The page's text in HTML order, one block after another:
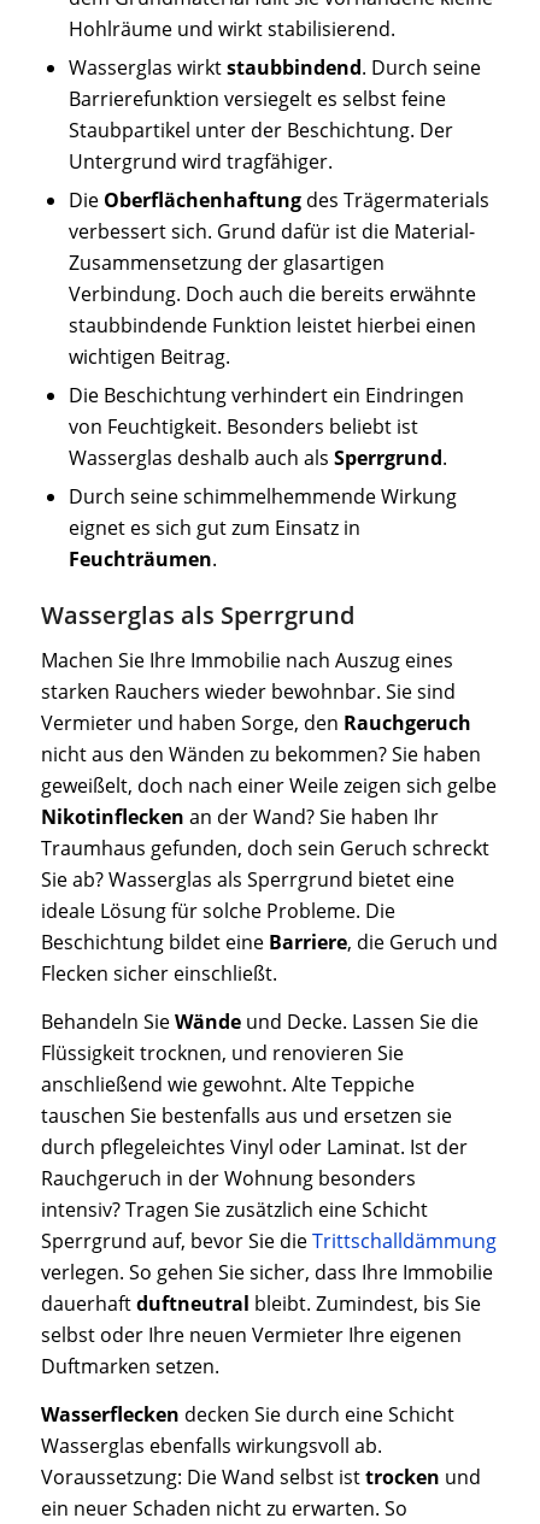
Hohlräume und wirkt stabilisierend.
Wasserglas wirktstaubbindend. Durch seine
Barrierefunktion versiegelt es selbst feine
Staubpartikel unter der Beschichtung. Der
Untergrund wird tragfähiger.
Die Oberflächenhaftungdes Trägermaterials
verbessert sich. Grund dafür ist die Material-
Zusammensetzung der glasartigen
Verbindung. Doch auch die bereits erwähnte
staubbindende Funktion leistet hierbei einen
wichtigen Beitrag.
Die Beschichtung verhindert ein Eindringen
von Feuchtigkeit. Besonders beliebt ist
Wasserglas deshalb auch als Sperrgrund.
Durch seine schimmelhemmende Wirkung
eignet es sich gut zum Einsatz in
Feuchträumen.
Wasserglas als Sperrgrund
Machen Sie Ihre Immobilie nach Auszug eines
starken Rauchers wieder bewohnbar. Sie sind
Vermieter und haben Sorge, den Rauchgeruch
nicht aus den Wänden zu bekommen? Sie haben
geweißelt, doch nach einer Weile zeigen sich gelbe
Nikotinflecken an der Wand? Sie haben Ihr
Traumhaus gefunden, doch sein Geruch schreckt
Sie ab? Wasserglas als Sperrgrund bietet eine
ideale Lösung für solche Probleme. Die
Beschichtung bildet eine Barriere, die Geruch und
Flecken sicher einschließt.
Behandeln SieWändeund Decke. Lassen Sie die
Flüssigkeit trocknen, und renovieren Sie
anschließend wie gewohnt. Alte Teppiche
tauschen Sie bestenfalls aus und ersetzen sie
durch pflegeleichtes Vinyl oder Laminat. Ist der
Rauchgeruch in der Wohnung besonders
intensiv? Tragen Sie zusätzlich eine Schicht
Sperrgrund auf, bevor Sie dieTrittschalldämmung
verlegen. So gehen Sie sicher, dass Ihre Immobilie
dauerhaftduftneutral bleibt. Zumindest, bis Sie
selbst oder Ihre neuen Vermieter Ihre eigenen
Duftmarken setzen.
Wasserflecken decken Sie durch eine Schicht
Wasserglas ebenfalls wirkungsvoll ab.
Voraussetzung: Die Wand selbst isttrocken und
ein neuer Schaden nicht zu erwarten. So